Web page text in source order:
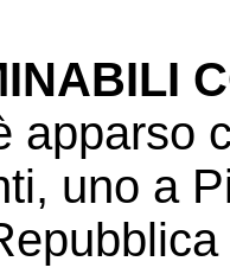
apparso
uno a